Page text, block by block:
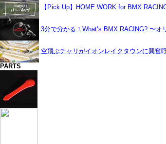
【Pick Up】HOME WORK for BMX
3分で分かる！What’s BMX RACING? 〜オ
空飛ぶチャリがイオンレイクタウンに興奮
PARTS